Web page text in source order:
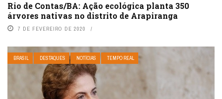
Rio de Contas/BA: Ação ecológica planta 350
árvores nativas no distrito de Arapiranga
7 DE FEVEREIRO DE 2020
BRASIL DESTAQUES NOTÍCIAS TEMPO REAL